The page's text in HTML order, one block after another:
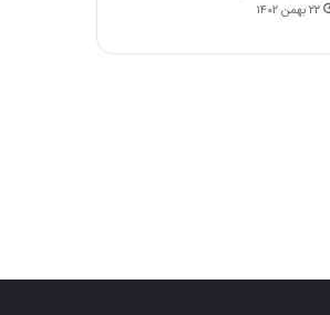
۲۲ بهمن ۱۴۰۲